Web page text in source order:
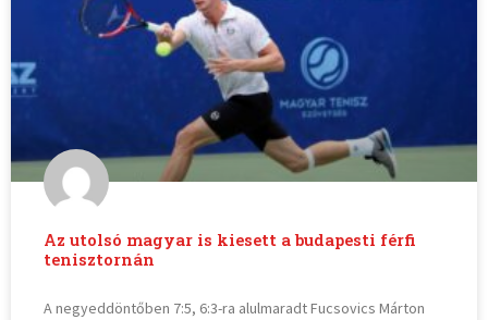
Az utolsó magyar is kiesett a budapesti férfi
tenisztornán
A negyeddöntőben 7:5, 6:3-ra alulmaradt Fucsovics Márton